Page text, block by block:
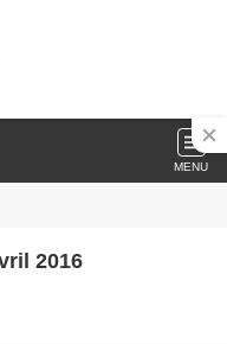
MENU
2016